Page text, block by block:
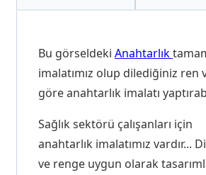
Bu görseldeki Anahtarlık
imalatımız olup dilediğiniz ren
göre anahtarlık imalatı
Sağlık sektörü çalışanları için
anahtarlık imalatımız vardır...
ve renge uygun olarak